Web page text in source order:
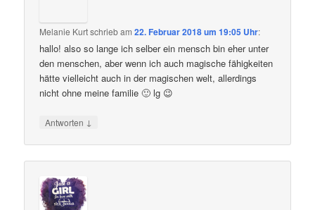
Melanie Kurtschriebam22. Februar 2018 um 19:05 Uhr:
hallo! also so lange ich selber ein mensch bin eher unter
den menschen, aber wenn ich auch magische fähigkeiten
hätte vielleicht auch in der magischen welt, allerdings
nicht ohne meine familie 🙂 lg 😉
Antworten ↓